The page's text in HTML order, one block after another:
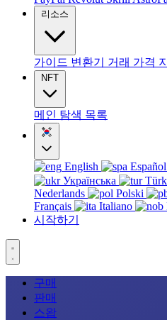
리소스
가이드 변환기 거래 가격
NFT
메인 탐색 목록
English Español
Українська
Nederlands
Polski
Français
Italiano
시작하기
구매
판매
스왑